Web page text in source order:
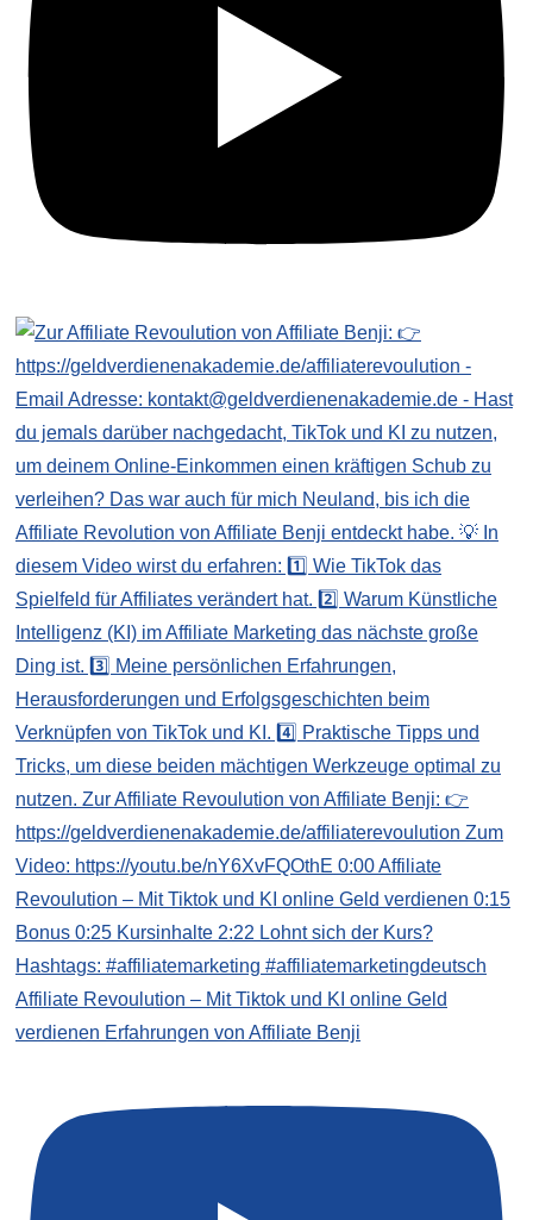
Affiliate Revoulution – Mit Tiktok und KI online Geld
verdienen Erfahrungen von Affiliate Benji